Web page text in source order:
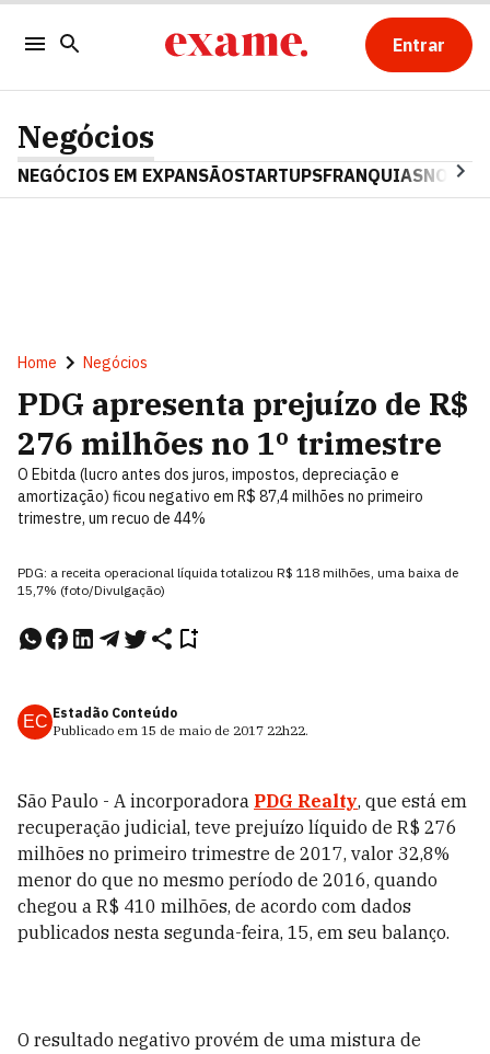
Entrar
Negócios
NEGÓCIOS EM EXPANSÃOSTARTUPSFRANQUIAS
Home Negócios
PDG apresenta prejuízo de R$
276 milhões no 1º trimestre
O Ebitda (lucro antes dos juros, impostos, depreciação e
amortização) ficou negativo em R$ 87,4 milhões no primeiro
trimestre, um recuo de 44%
PDG: a receita operacional líquida totalizou R$ 118 milhões, uma baixa de
15,7% (foto/Divulgação)
EC Estadão Conteúdo
Publicado em 15 de maio de 2017 22h22.
São Paulo - A incorporadora PDG Realty, que está em
recuperação judicial, teve prejuízo líquido de R$ 276
milhões no primeiro trimestre de 2017, valor 32,8%
menor do que no mesmo período de 2016, quando
chegou a R$ 410 milhões, de acordo com dados
publicados nesta segunda-feira, 15, em seu balanço.
O resultado negativo provém de uma mistura de